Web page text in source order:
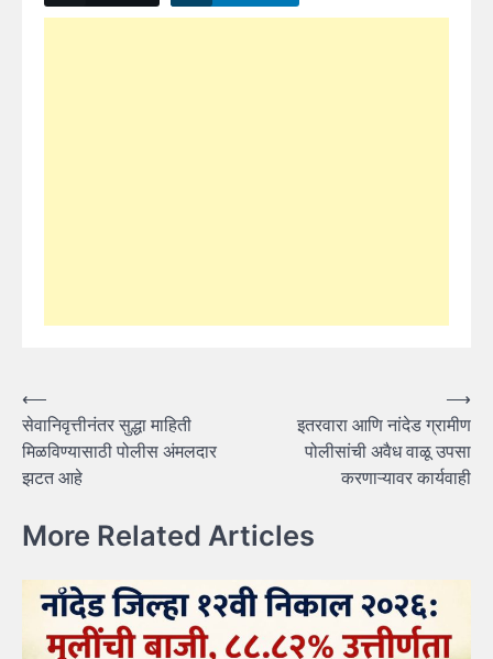
Post
navigation
⟵
सेवानिवृत्तीनंतर सुद्धा माहिती
मिळविण्यासाठी पोलीस अंमलदार
झटत आहे
इतरवारा आणि नांदेड ग्रामीण
पोलीसांची अवैध वाळू उपसा
करणाऱ्यावर कार्यवाही
⟶
More Related Articles